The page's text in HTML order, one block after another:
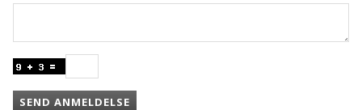
SEND ANMELDELSE